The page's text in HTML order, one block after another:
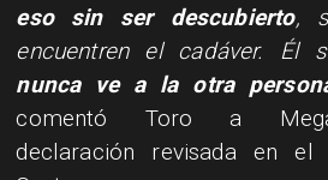
eso sin ser descubierto,
encuentren el cadáver. Él
nunca ve a la otra
comentó Toro a
declaración revisada en el